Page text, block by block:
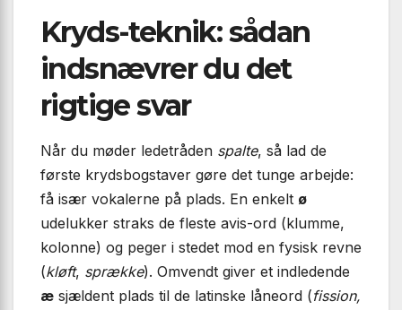
Kryds-teknik: sådan
indsnævrer du det
rigtige svar
Når du møder ledetråden spalte, så lad de
første krydsbogstaver gøre det tunge arbejde:
få især vokalerne på plads. En enkelt ø
udelukker straks de fleste avis-ord (klumme,
kolonne) og peger i stedet mod en fysisk revne
(kløft, sprække). Omvendt giver et indledende
æ sjældent plads til de latinske låneord (fission,